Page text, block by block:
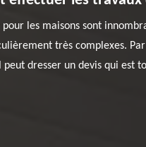
les maisons sont
très complexes.
peut dresser un devis qui